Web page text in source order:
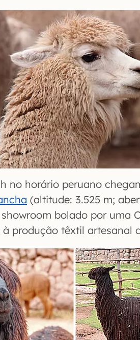
no horário peruano
(altitude: 3.525 m;
bolado por uma
produção têxtil artesanal